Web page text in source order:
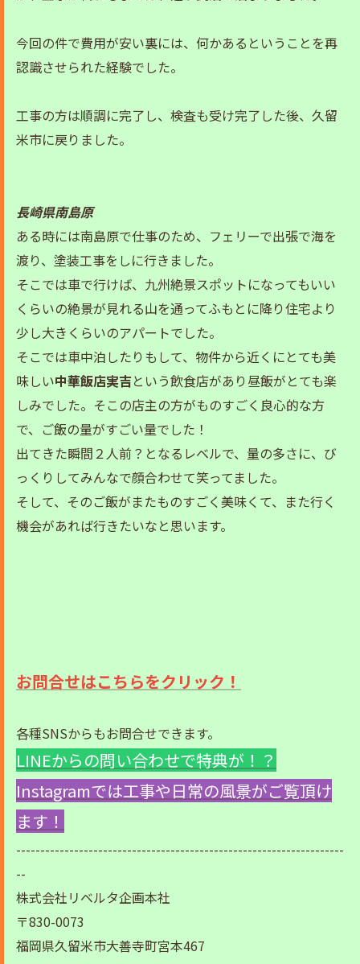
今回の件で費用が安い裏には、何かあるということを再
認識させられた経験でした。
工事の方は順調に完了し、検査も受け完了した後、久留
米市に戻りました。
長崎県南島原
ある時には南島原で仕事のため、フェリーで出張で海を
渡り、塗装工事をしに行きました。
そこでは車で行けば、九州絶景スポットになってもいい
くらいの絶景が見れる山を通ってふもとに降り住宅より
少し大きくらいのアパートでした。
そこでは車中泊したりもして、物件から近くにとても美
味しい中華飯店実吉という飲食店があり昼飯がとても楽
しみでした。そこの店主の方がものすごく良心的な方
で、ご飯の量がすごい量でした！
出てきた瞬間２人前？となるレベルで、量の多さに、び
っくりしてみんなで顔合わせて笑ってました。
そして、そのご飯がまたものすごく美味くて、また行く
機会があれば行きたいなと思います。
お問合せはこちらをクリック！
各種SNSからもお問合せできます。
LINEからの問い合わせで特典が！？
Instagramでは工事や日常の風景がご覧頂け
ます！
--------------------------------------------------------------------
--
株式会社リベルタ企画本社
〒830-0073
福岡県久留米市大善寺町宮本467